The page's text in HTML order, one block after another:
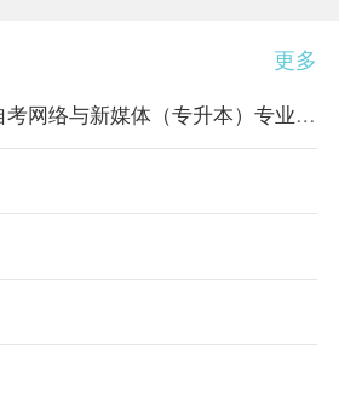
更多
2022年青岛开考自考网络与新媒体（专升本）专业的通知